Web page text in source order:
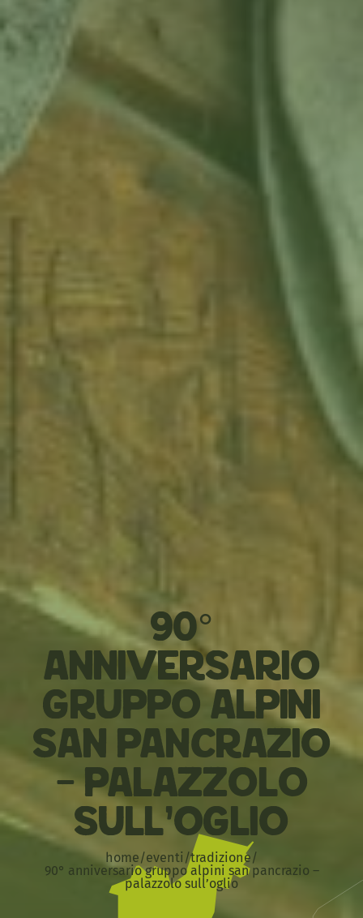
90°
Anniversario
Gruppo Alpini
San Pancrazio
– Palazzolo
sull’Oglio
home/eventi /tradizione/
90° anniversario gruppo alpini san pancrazio –
palazzolo sull’oglio